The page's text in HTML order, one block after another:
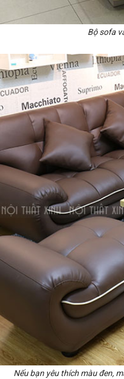
Bộ sofa
Nếu bạn yêu thích màu đen,